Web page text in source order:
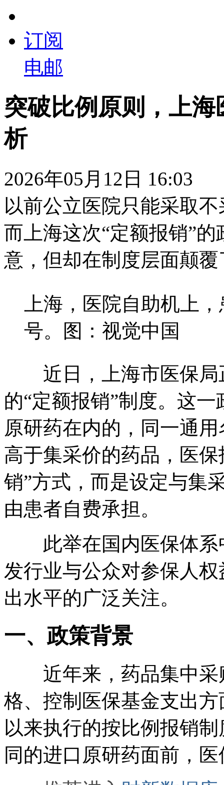
订阅
电邮
突破比例原则，上
析
2026年05月12日 16:03
以前公立医院只能采取
而上海这次“定额报销”
意，但却在制度层面颠
上海，医院自助机上
号。图：视觉中国
近日，上海市医保局
的“定额报销”制度。这
原研药在内的，同一通
高于集采价的药品，医
销”方式，而是设定与集
由患者自费承担。
此举在国内医保体系
发行业与公众对参保人
出水平的广泛关注。
一、政策背景
近年来，药品集中采
格、控制医保基金支出
以来执行的按比例报销
同的进口原研药面前，